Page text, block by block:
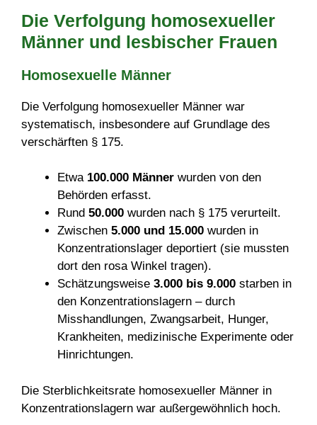
Die Verfolgung homosexueller
Männer und lesbischer Frauen
Homosexuelle Männer
Die Verfolgung homosexueller Männer war
systematisch, insbesondere auf Grundlage des
verschärften § 175.
Etwa 100.000 Männer wurden von den
Behörden erfasst.
Rund 50.000 wurden nach § 175 verurteilt.
Zwischen 5.000 und 15.000 wurden in
Konzentrationslager deportiert (sie mussten
dort den rosa Winkel tragen).
Schätzungsweise 3.000 bis 9.000 starben in
den Konzentrationslagern – durch
Misshandlungen, Zwangsarbeit, Hunger,
Krankheiten, medizinische Experimente oder
Hinrichtungen.
Die Sterblichkeitsrate homosexueller Männer in
Konzentrationslagern war außergewöhnlich hoch.